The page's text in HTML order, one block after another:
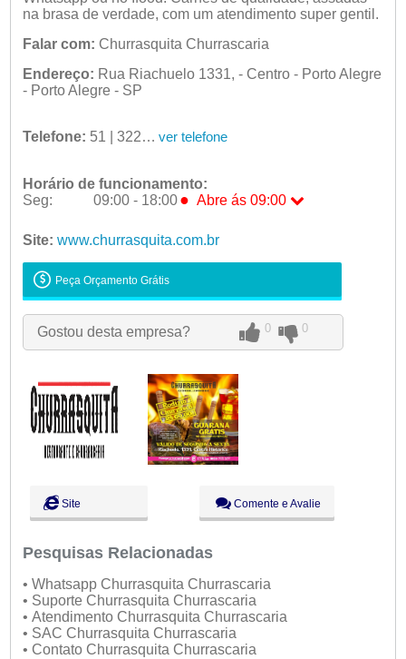
na brasa de verdade, com um atendimento super gentil.
Falar com: Churrasquita Churrascaria
Endereço: Rua Riachuelo 1331, - Centro - Porto Alegre
- Porto Alegre - SP
Telefone: 51 | 32219633 ver telefone
Horário de funcionamento:
Seg:
09:00 - 18:00 ● Abre ás 09:00
Ter:
09:00 - 18:00
Qua:
Qui:
09:00 - 18:00
Sex:
09:00 - 18:00
Sáb:
Fechado
Site: www.churrasquita.com.br
Peça Orçamento Grátis
Gostou desta empresa? 0 0
Site Comente e Avalie
Pesquisas Relacionadas
• Whatsapp Churrasquita Churrascaria
• Suporte Churrasquita Churrascaria
• Atendimento Churrasquita Churrascaria
• SAC Churrasquita Churrascaria
• Contato Churrasquita Churrascaria